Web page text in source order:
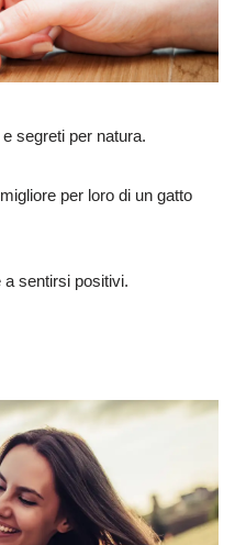
segreti per natura.
per loro di un gatto
a sentirsi positivi.